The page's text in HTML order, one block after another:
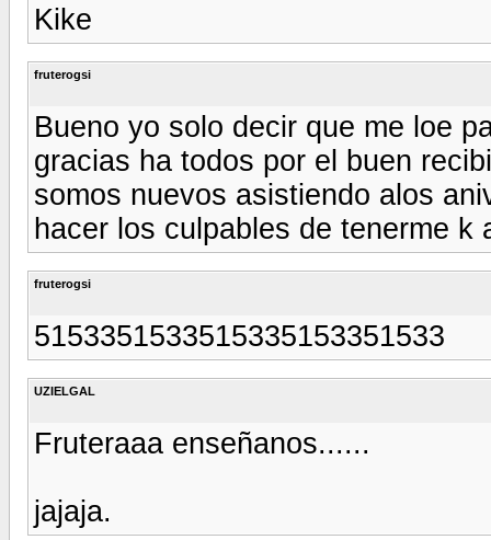
Kike
fruterogsi
Bueno yo solo decir que me loe
gracias ha todos por el buen
somos nuevos asistiendo alos
hacer los culpables de tenerme
fruterogsi
5153351533515335153351533
UZIELGAL
Fruteraaa enseñanos......
jajaja.